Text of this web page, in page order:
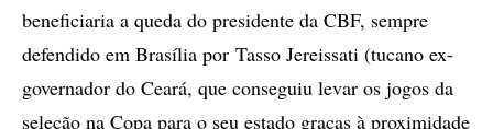
beneficiaria a queda do presidente da CBF, sempre
defendido em Brasília por Tasso Jereissati (tucano ex-
governador do Ceará, que conseguiu levar os jogos da
seleção na Copa para o seu estado graças à proximidade